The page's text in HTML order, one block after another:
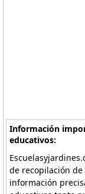
Información
educativos:
de recopilación
información